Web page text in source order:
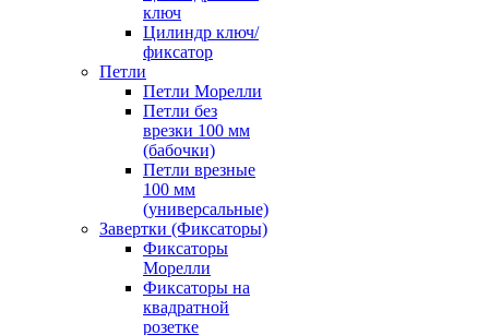
ключ
Цилиндр ключ/
фиксатор
Петли
Петли Морелли
Петли без
врезки 100 мм
(бабочки)
Петли врезные
100 мм
(универсальные)
Завертки (Фиксаторы)
Фиксаторы
Морелли
Фиксаторы на
квадратной
розетке